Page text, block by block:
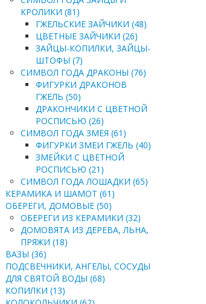
КРОЛИКИ (81)
ГЖЕЛЬСКИЕ ЗАЙЧИКИ (48)
ЦВЕТНЫЕ ЗАЙЧИКИ (26)
ЗАЙЦЫ-КОПИЛКИ, ЗАЙЦЫ-
ШТОФЫ (7)
СИМВОЛ ГОДА ДРАКОНЫ (76)
ФИГУРКИ ДРАКОНОВ
ГЖЕЛЬ (50)
ДРАКОНЧИКИ С ЦВЕТНОЙ
РОСПИСЬЮ (26)
СИМВОЛ ГОДА ЗМЕЯ (61)
ФИГУРКИ ЗМЕИ ГЖЕЛЬ (40)
ЗМЕЙКИ С ЦВЕТНОЙ
РОСПИСЬЮ (21)
СИМВОЛ ГОДА ЛОШАДКИ (65)
КЕРАМИКА И ШАМОТ (61)
ОБЕРЕГИ, ДОМОВЫЕ (50)
ОБЕРЕГИ ИЗ КЕРАМИКИ (32)
ДОМОВЯТА ИЗ ДЕРЕВА, ЛЬНА,
ПРЯЖИ (18)
ВАЗЫ (36)
ПОДСВЕЧНИКИ, АНГЕЛЫ, СОСУДЫ
ДЛЯ СВЯТОЙ ВОДЫ (68)
КОПИЛКИ (13)